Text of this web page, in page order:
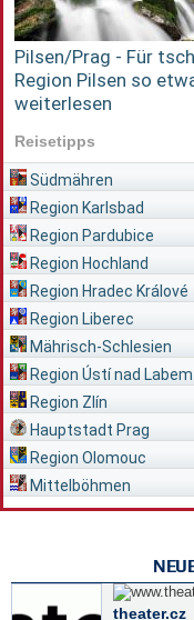
Pilsen/Prag - Für
Region Pilsen so
weiterlesen
Reisetipps
Südmähren
Region Karlsbad
Region Pardubice
Region Hochland
Region Hradec Králové
Region Liberec
Mährisch-Schlesien
Region Ústí nad Labem
Region Zlín
Hauptstadt Prag
Region Olomouc
Mittelböhmen
theater.cz